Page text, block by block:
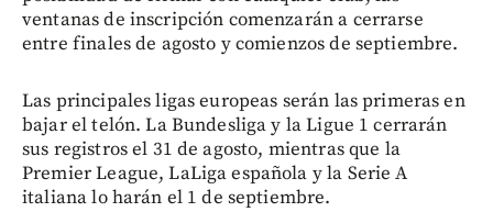
ventanas de inscripción comenzarán a cerrarse
entre finales de agosto y comienzos de septiembre.
Las principales ligas europeas serán las primeras en
bajar el telón. La Bundesliga y la Ligue 1 cerrarán
sus registros el 31 de agosto, mientras que la
Premier League, LaLiga española y la Serie A
italiana lo harán el 1 de septiembre.